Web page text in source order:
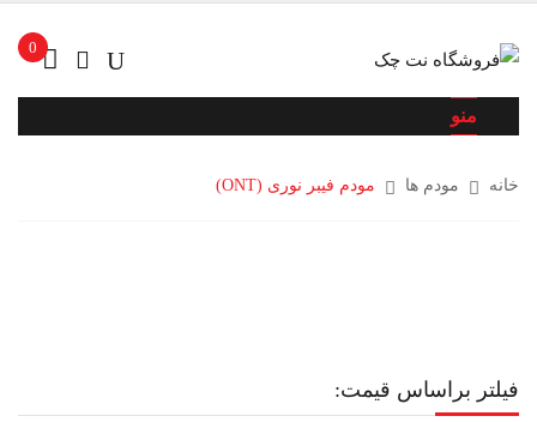
0
منو
خانه مودم ها مودم فیبر نوری (ONT)
فیلتر براساس قیمت: